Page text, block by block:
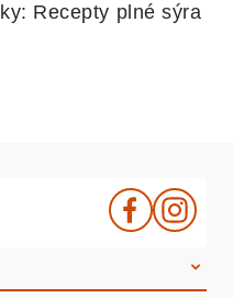
Recepty plné sýra